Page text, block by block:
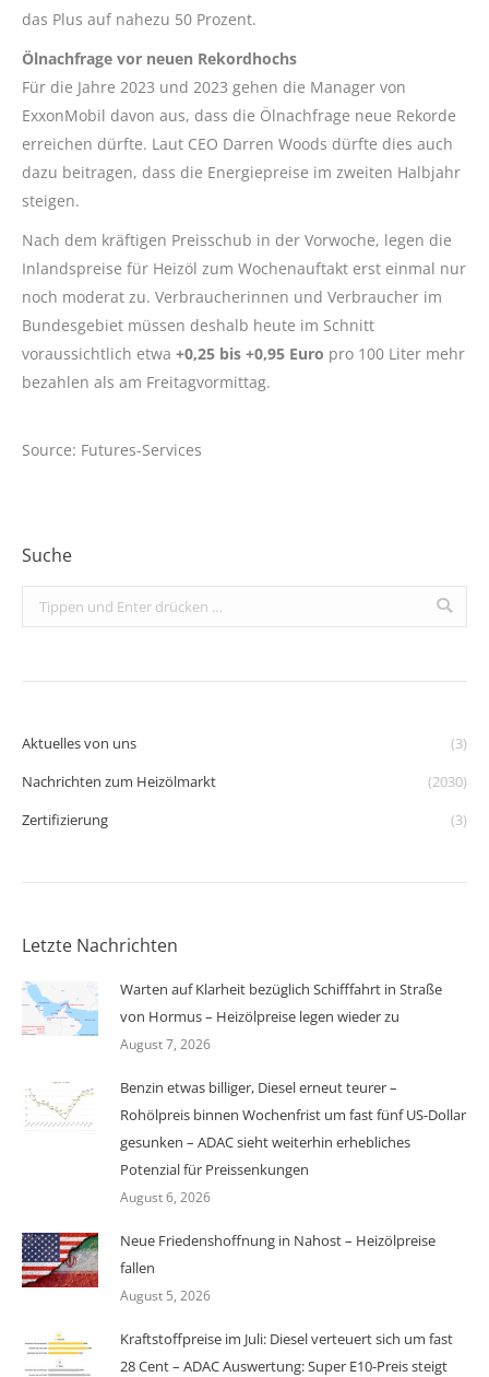
das Plus auf nahezu 50 Prozent.
Ölnachfrage vor neuen Rekordhochs
Für die Jahre 2023 und 2023 gehen die Manager von
ExxonMobil davon aus, dass die Ölnachfrage neue Rekorde
erreichen dürfte. Laut CEO Darren Woods dürfte dies auch
dazu beitragen, dass die Energiepreise im zweiten Halbjahr
steigen.
Nach dem kräftigen Preisschub in der Vorwoche, legen die
Inlandspreise für Heizöl zum Wochenauftakt erst einmal nur
noch moderat zu. Verbraucherinnen und Verbraucher im
Bundesgebiet müssen deshalb heute im Schnitt
voraussichtlich etwa +0,25 bis +0,95 Euro pro 100 Liter mehr
bezahlen als am Freitagvormittag.
Source: Futures-Services
Suche
Search:
Aktuelles von uns
(3)
Nachrichten zum Heizölmarkt
(2030)
Zertifizierung
(3)
Letzte Nachrichten
Warten auf Klarheit bezüglich Schifffahrt in Straße
von Hormus – Heizölpreise legen wieder zu
August 7, 2026
Benzin etwas billiger, Diesel erneut teurer –
Rohölpreis binnen Wochenfrist um fast fünf US-Dollar
gesunken – ADAC sieht weiterhin erhebliches
Potenzial für Preissenkungen
August 6, 2026
Neue Friedenshoffnung in Nahost – Heizölpreise
fallen
August 5, 2026
Kraftstoffpreise im Juli: Diesel verteuert sich um fast
28 Cent – ADAC Auswertung: Super E10-Preis steigt